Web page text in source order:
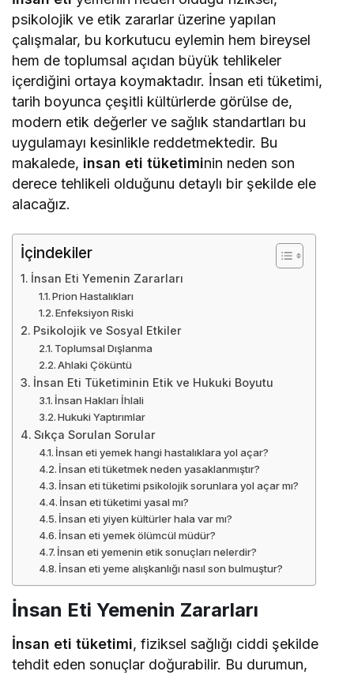
psikolojik ve etik zararlar üzerine yapılan
çalışmalar, bu korkutucu eylemin hem bireysel
hem de toplumsal açıdan büyük tehlikeler
içerdiğini ortaya koymaktadır. İnsan eti tüketimi,
tarih boyunca çeşitli kültürlerde görülse de,
modern etik değerler ve sağlık standartları bu
uygulamayı kesinlikle reddetmektedir. Bu
makalede, insan eti tüketiminin neden son
derece tehlikeli olduğunu detaylı bir şekilde ele
alacağız.
İçindekiler
İnsan Eti Yemenin Zararları
Prion Hastalıkları
Enfeksiyon Riski
Psikolojik ve Sosyal Etkiler
Toplumsal Dışlanma
Ahlaki Çöküntü
İnsan Eti Tüketiminin Etik ve Hukuki Boyutu
İnsan Hakları İhlali
Hukuki Yaptırımlar
Sıkça Sorulan Sorular
İnsan eti yemek hangi hastalıklara yol açar?
İnsan eti tüketmek neden yasaklanmıştır?
İnsan eti tüketimi psikolojik sorunlara yol açar mı?
İnsan eti tüketimi yasal mı?
İnsan eti yiyen kültürler hala var mı?
İnsan eti yemek ölümcül müdür?
İnsan eti yemenin etik sonuçları nelerdir?
İnsan eti yeme alışkanlığı nasıl son bulmuştur?
İnsan Eti Yemenin Zararları
İnsan eti tüketimi, fiziksel sağlığı ciddi şekilde
tehdit eden sonuçlar doğurabilir. Bu durumun,